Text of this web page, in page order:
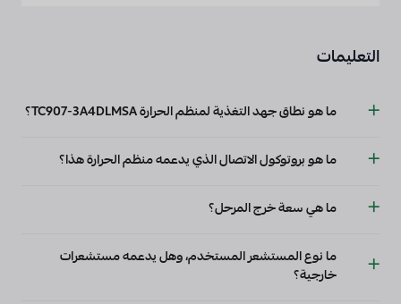
التعليمات
ما هو نطاق جهد التغذية لمنظم الحرارة TC907-3A4DLMSA؟
ويبلغ الحد الأقصى لاستهلاك الطاقة 1 واط.
ما هو بروتوكول الاتصال الذي يدعمه منظم الحرارة هذا؟
نظام مركزي عبر اتصال الشبكة.
ما هي سعة خرج المرحل؟
تيار متردد 2 أمبير للحمل.ما نوع المستشعر المستخدم، وهل يدعمه مستشعرات
خارجية؟